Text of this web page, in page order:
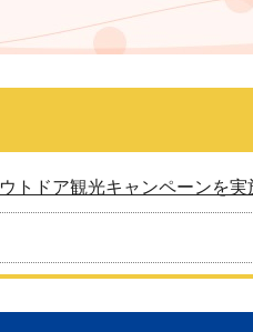
トドア観光キャンペーンを実